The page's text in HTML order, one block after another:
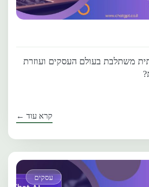
משתלבת בעולם העסקים ועוזרת
קרא עוד ←
עסקים